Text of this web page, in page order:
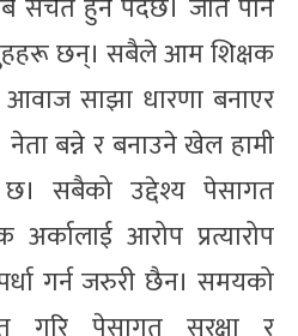
छन्। सबैले आम शिक्षक
साझा धारणा बनाएर
नेता बन्ने र बनाउने खेल हामी
सबैको उद्देश्य पेसागत
आरोप प्रत्यारोप
गर्न जरुरी छैन। समयको